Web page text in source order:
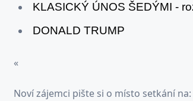
KLASICKÝ ÚNOS ŠEDÝMI -
DONALD TRUMP
«
Noví zájemci pište si o místo setkání na: